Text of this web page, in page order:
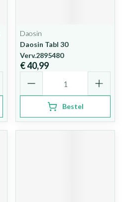
Daosin
Daosin Tabl 30
Verv.2895480
€ 40,99
Bestel